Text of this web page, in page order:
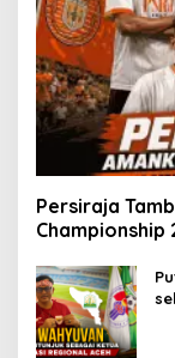
Persiraja